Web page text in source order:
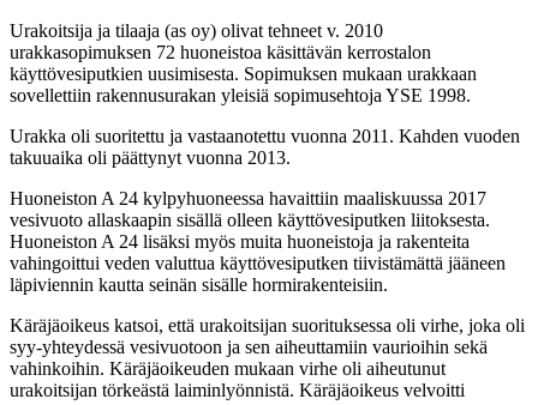
Urakoitsija ja tilaaja (as oy) olivat tehneet v. 2010
urakkasopimuksen 72 huoneistoa käsittävän kerrostalon
käyttövesiputkien uusimisesta. Sopimuksen mukaan urakkaan
sovellettiin rakennusurakan yleisiä sopimusehtoja YSE 1998.
Urakka oli suoritettu ja vastaanotettu vuonna 2011. Kahden vuoden
takuuaika oli päättynyt vuonna 2013.
Huoneiston A 24 kylpyhuoneessa havaittiin maaliskuussa 2017
vesivuoto allaskaapin sisällä olleen käyttövesiputken liitoksesta.
Huoneiston A 24 lisäksi myös muita huoneistoja ja rakenteita
vahingoittui veden valuttua käyttövesiputken tiivistämättä jääneen
läpiviennin kautta seinän sisälle hormirakenteisiin.
Käräjäoikeus katsoi, että urakoitsijan suorituksessa oli virhe, joka oli
syy-yhteydessä vesivuotoon ja sen aiheuttamiin vaurioihin sekä
vahinkoihin. Käräjäoikeuden mukaan virhe oli aiheutunut
urakoitsijan törkeästä laiminlyönnistä. Käräjäoikeus velvoitti